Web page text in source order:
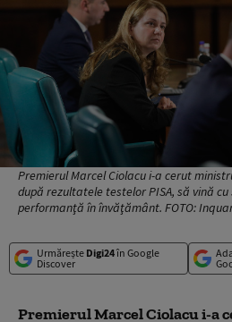
Premierul Marcel Ciolacu i-a cerut
după rezultatele testelor PISA, să vină
performanţă în învăţământ. FOTO:
Urmărește Digi24în Google
Discover
Premierul Marcel Ciolacu i-a